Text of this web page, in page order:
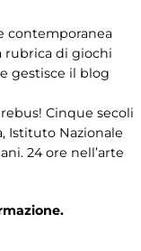
contemporanea
rubrica di giochi
gestisce il blog
Cinque secoli
Istituto Nazionale
24 ore nell’arte